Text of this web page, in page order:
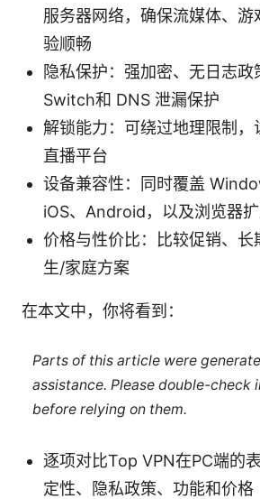
服务器网络，确保流媒体、游
验顺畅
隐私保护：强加密、无日志政
Switch和 DNS 泄漏保护
解锁能力：可绕过地理限制，
直播平台
设备兼容性：同时覆盖
iOS、Android，以及浏览器
价格与性价比：比较促销、长
生/家庭方案
在本文中，你将看到：
Parts of this article were
assistance. Please double-check
before relying on them.
逐项对比Top VPN在PC端的
定性、隐私政策、功能和价格